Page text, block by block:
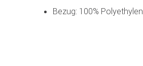
Bezug: 100% Polyethylen